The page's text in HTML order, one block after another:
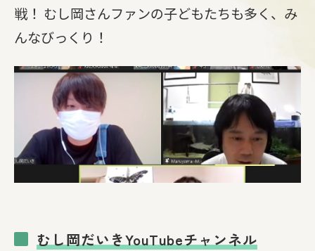
戦！ むし岡さんファンの子どもたちも多く、み
んなびっくり！
むし岡だいきYouTubeチャンネル